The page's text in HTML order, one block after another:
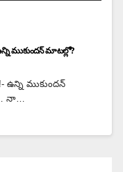
ముకుందన్ మాటల్లో?
ఉన్ని ముకుందన్
నా…